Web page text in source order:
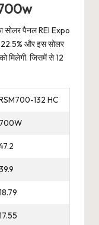
पैनल REI Expo
22.5% और इस सोलर
मिलेगी. जिसमें से 12
132 HC
700W